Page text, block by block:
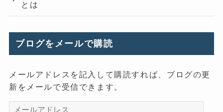
とは
ブログをメールで購読
メールアドレスを記入して購読すれば、ブログの更
新をメールで受信できます。
メ